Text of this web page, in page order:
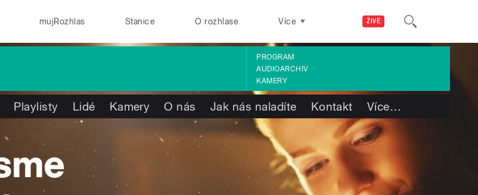
ŽIVĚ
mujRozhlas Stanice O rozhlase Více
PROGRAM
AUDIOARCHIV
KAMERY
Playlisty Lidé Kamery O nás Jak nás naladíte Kontakt Více…